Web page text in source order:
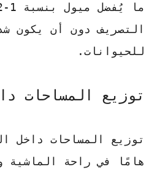
التصريف دون أن يكون
للحيوانات.
توزيع المساحات
توزيع المساحات داخل
هامًا في راحة الماشية